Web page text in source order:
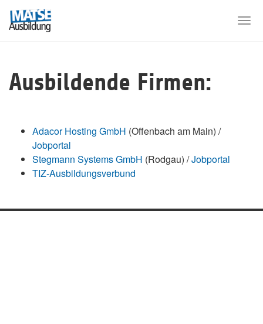
main
Ausbildende Firmen:
Adacor Hosting GmbH (Offenbach am Main) /
Jobportal
Stegmann Systems GmbH (Rodgau) /Jobportal
TIZ-Ausbildungsverbund